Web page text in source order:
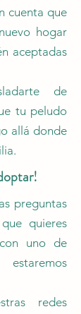
cuenta que
hogar
aceptadas
de
tu peludo
allá donde
preguntas
quieres
uno de
redes